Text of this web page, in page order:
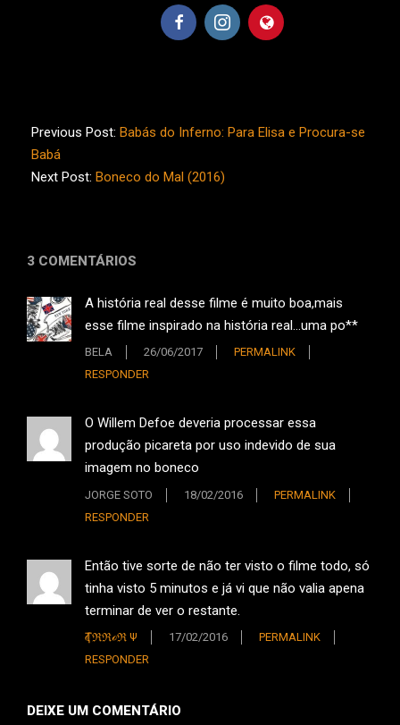
02-
17
Previous Post: Babás do Inferno: Para Elisa e Procura-se
Babá
Next Post: Boneco do Mal (2016)
3 COMENTÁRIOS
A história real desse filme é muito boa,mais
esse filme inspirado na história real…uma po**
BELA 26/06/2017
PERMALINK
RESPONDER
O Willem Defoe deveria processar essa
produção picareta por uso indevido de sua
imagem no boneco
JORGE SOTO 18/02/2016
PERMALINK
RESPONDER
Então tive sorte de não ter visto o filme todo, só
tinha visto 5 minutos e já vi que não valia apena
terminar de ver o restante.
Ҭℰℜℜℴℜ Ψ 17/02/2016
PERMALINK
RESPONDER
DEIXE UM COMENTÁRIO